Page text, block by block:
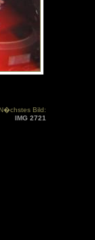
Bild:
IMG 2721